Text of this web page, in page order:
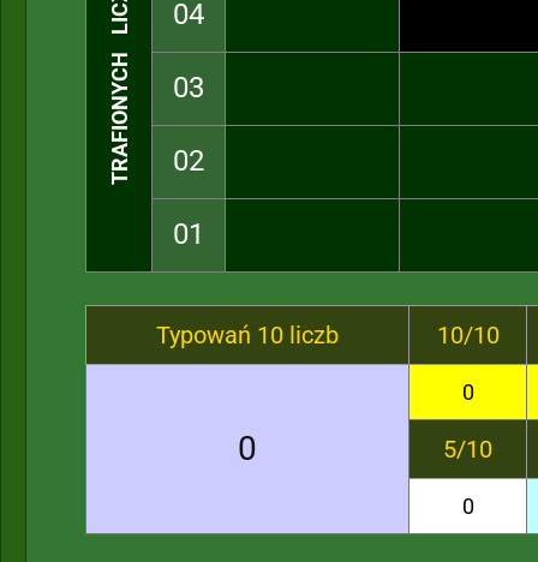
TRAFIONYCH LICZB 04
03
02
01
Typowań 10 liczb 10/10
0
0
5/10
0